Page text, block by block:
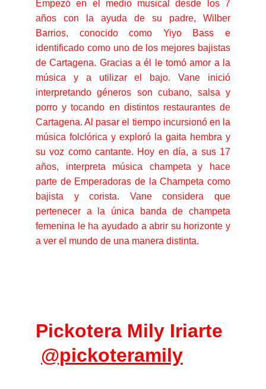
Empezó en el medio musical desde los 7
años con la ayuda de su padre, Wilber
Barrios, conocido como Yiyo Bass e
identificado como uno de los mejores bajistas
de Cartagena. Gracias a él le tomó amor a la
música y a utilizar el bajo. Vane inició
interpretando géneros son cubano, salsa y
porro y tocando en distintos restaurantes de
Cartagena. Al pasar el tiempo incursionó en la
música folclórica y exploró la gaita hembra y
su voz como cantante. Hoy en día, a sus 17
años, interpreta música champeta y hace
parte de Emperadoras de la Champeta como
bajista y corista. Vane considera que
pertenecer a la única banda de champeta
femenina le ha ayudado a abrir su horizonte y
a ver el mundo de una manera distinta.
Pickotera Mily Iriarte
@pickoteramily